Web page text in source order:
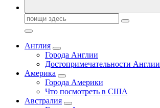
Поиск:
Англия
Города Англии
Достопримечательности Англии
Америка
Города Америки
Что посмотреть в США
Австралия